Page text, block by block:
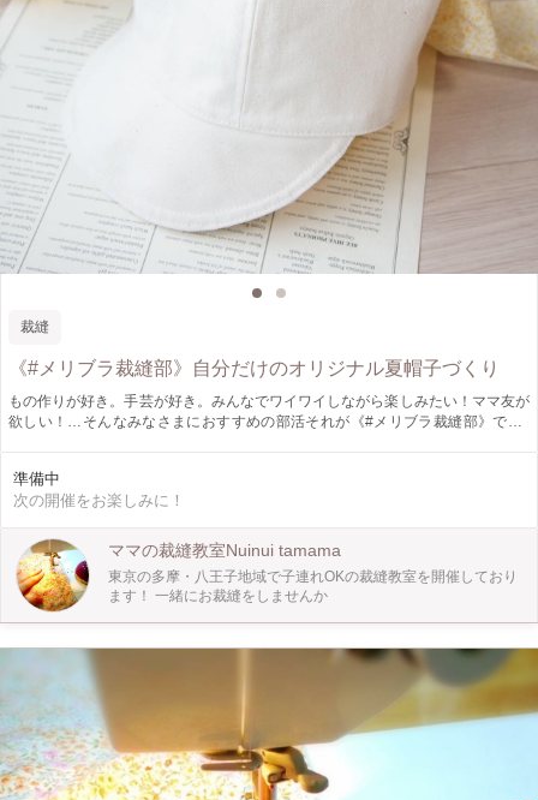
裁縫
《#メリブラ裁縫部》自分だけのオリジナル夏帽子づくり
もの作りが好き。手芸が好き。みんなでワイワイしながら楽しみたい！ママ友が
欲しい！…そんなみなさまにおすすめの部活それが《#メリブラ裁縫部》です♪
つのオリジナル！ その期の最後には『完成披露ランチ会』で、作品を見せ合い
っこしましょう♡ 今回テーマは、夏帽子。 お子さま用はもちろん、大人用も
型紙作りから行います！ もちろん裁縫歴20年の講師が、製作のお手伝いをいた
しますので、初心者も大歓迎です☆ みんなで裁縫を通して、楽しい時間をつく
りましょう！！ 【日程スケジュール】 6/28 説明&顔合わせランチ会＋型紙製
作 （第1期の完成披露ランチ会と合同です） 7/5・19 裁縫レッスン 7/26 完成披
露ランチ会 ☆すべて金曜日 ☆時間は、 6/28は11:30〜14:00まで。 レッスンの日
（7/5・19）は11:30〜15:00の中で、お好きな時間に最低90分きていただきま
す。もちろん11:30〜15:00（210分）までずっといて頂いてもかまいません。
7/26は11:30〜13:00となります。 ※お申し込みは全日程参加できる方を優先で
お願いいたします。 ※お申し込み後のキャンセルは極力お控えください。
準備中
次の開催をお楽しみに！
ママの裁縫教室Nuinui tamama
東京の多摩・八王子地域で子連れOKの裁縫教室を開催しており
ます！ 一緒にお裁縫をしませんか